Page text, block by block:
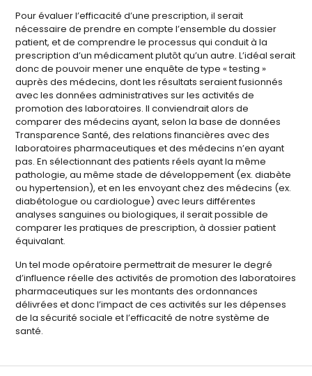
Pour évaluer l’efficacité d’une prescription, il serait
nécessaire de prendre en compte l’ensemble du dossier
patient, et de comprendre le processus qui conduit à la
prescription d’un médicament plutôt qu’un autre. L’idéal serait
donc de pouvoir mener une enquête de type « testing »
auprès des médecins, dont les résultats seraient fusionnés
avec les données administratives sur les activités de
promotion des laboratoires. Il conviendrait alors de
comparer des médecins ayant, selon la base de données
Transparence Santé, des relations financières avec des
laboratoires pharmaceutiques et des médecins n’en ayant
pas. En sélectionnant des patients réels ayant la même
pathologie, au même stade de développement (ex. diabète
ou hypertension), et en les envoyant chez des médecins (ex.
diabétologue ou cardiologue) avec leurs différentes
analyses sanguines ou biologiques, il serait possible de
comparer les pratiques de prescription, à dossier patient
équivalant.
Un tel mode opératoire permettrait de mesurer le degré
d’influence réelle des activités de promotion des laboratoires
pharmaceutiques sur les montants des ordonnances
délivrées et donc l’impact de ces activités sur les dépenses
de la sécurité sociale et l’efficacité de notre système de
santé.